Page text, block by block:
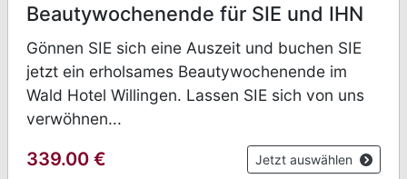
Beautywochenende für SIE und IHN
Gönnen SIE sich eine Auszeit und buchen SIE
jetzt ein erholsames Beautywochenende im
Wald Hotel Willingen. Lassen SIE sich von uns
verwöhnen...
339.00 € Jetzt auswählen